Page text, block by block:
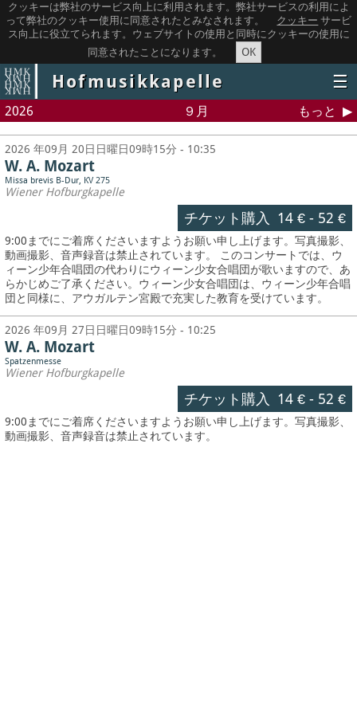
クッキーは弊社のサービス向上に利用されます。弊社サービスの利用によ
って弊社のクッキー使用に同意されたとみなされます。
クッキー サービ
ス向上に役立てられます。ウェブサイトの使用と同時にクッキーの使用に
同意されたことになります。
OK
Hofmusikkapelle ☰
2026 ９月 もっと
2026 年09月 20日日曜日09時15分 - 10:35
W. A. Mozart
Missa brevis B-Dur, KV 275
Wiener Hofburgkapelle
チケット購入 14 €- 52 €
9:00までにご着席くださいますようお願い申し上げます。写真撮影、
動画撮影、音声録音は禁止されています。 このコンサートでは、ウ
ィーン少年合唱団の代わりにウィーン少女合唱団が歌いますので、あ
らかじめご了承ください。ウィーン少女合唱団は、ウィーン少年合唱
団と同様に、アウガルテン宮殿で充実した教育を受けています。
2026 年09月 27日日曜日09時15分 - 10:25
W. A. Mozart
Spatzenmesse
Wiener Hofburgkapelle
チケット購入 14 €- 52 €
9:00までにご着席くださいますようお願い申し上げます。写真撮影、
動画撮影、音声録音は禁止されています。